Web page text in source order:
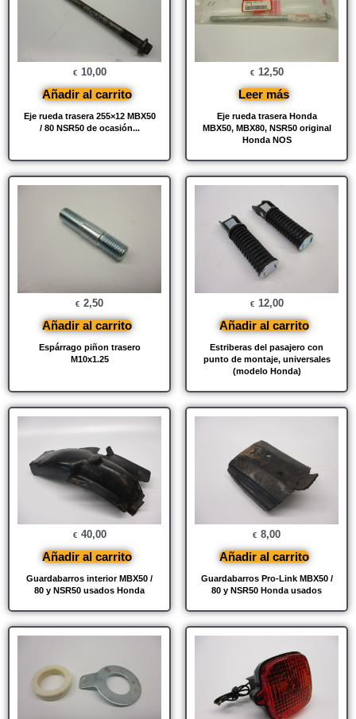
Eje rueda trasera 255×12 MBX50
/ 80 NSR50 de ocasión...
€ 10,00
Añadir al carrito
Eje rueda trasera Honda
MBX50, MBX80, NSR50 original
Honda NOS
€ 12,50
Leer más
Espárrago piñon trasero
M10x1.25
€ 2,50
Añadir al carrito
Estriberas del pasajero con
punto de montaje, universales
(modelo Honda)
€ 12,00
Añadir al carrito
Guardabarros interior MBX50 /
80 y NSR50 usados ​​Honda
€ 40,00
Añadir al carrito
Guardabarros Pro-Link MBX50 /
80 y NSR50 Honda usados
€ 8,00
Añadir al carrito